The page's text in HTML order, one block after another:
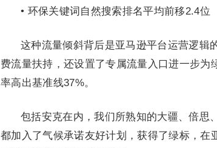
• 环保关键词自然搜索排名平均前移2.4位
这种流量倾斜背后是亚马逊平台运营逻辑
费流量扶持，还设置了专属流量入口进一步
率高出基准线37%。
包括安克在内，我们所熟知的大疆、倍思
都加入了气候承诺友好计划，获得了绿标，